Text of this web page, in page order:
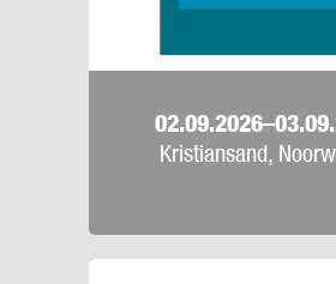
Kristiansand,